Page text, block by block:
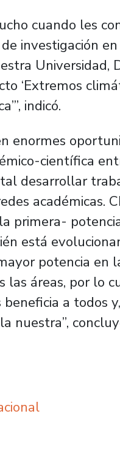
cuando les
investigación
Universidad,
‘Extremos
indicó.
enormes
científica
desarrollar
académicas.
primera-
está
potencia en
las áreas, por lo
a todos
nuestra”,